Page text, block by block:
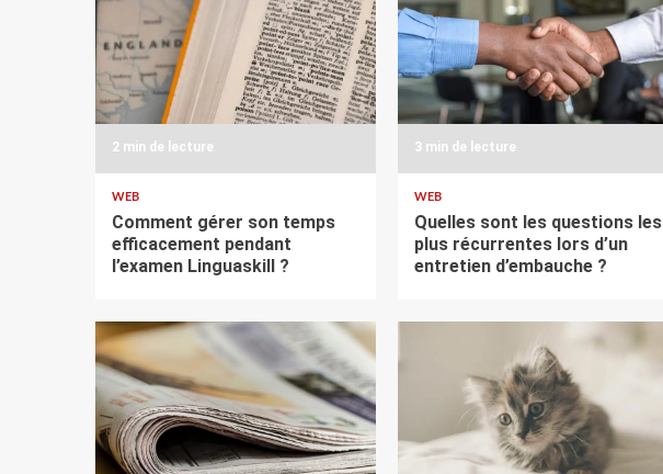
2 min de lecture
WEB
Comment gérer son temps
efficacement pendant
l’examen Linguaskill ?
3 min de lecture
WEB
Quelles sont les questions les
plus récurrentes lors d’un
entretien d’embauche ?